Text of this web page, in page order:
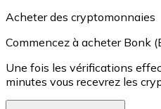
Acheter des cryptomonnaies
Commencez à acheter Bonk
Une fois les vérifications
minutes vous recevrez les